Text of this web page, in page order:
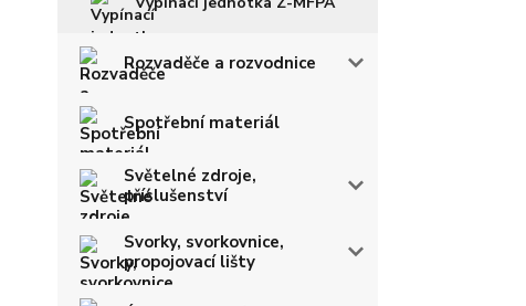
Rozvaděče a rozvodnice
Spotřební materiál
Světelné zdroje,
příslušenství
Svorky, svorkovnice,
propojovací lišty